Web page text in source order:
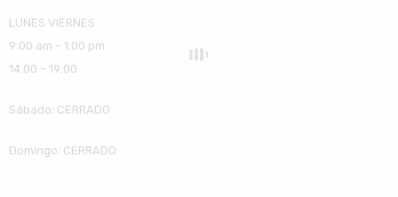
LUNES VIERNES
9:00 am – 1:00 pm
14:00 – 19:00
Sábado: CERRADO
Domingo: CERRADO